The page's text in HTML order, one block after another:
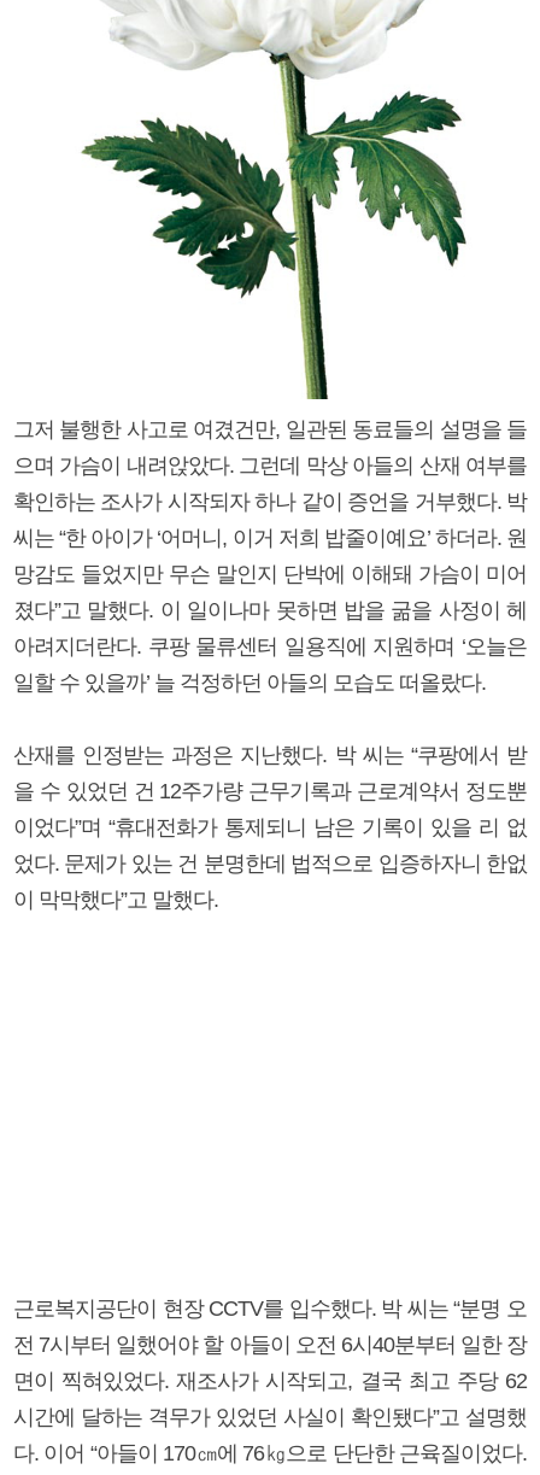
그저 불행한 사고로 여겼건만, 일관된 동료들의 설명을 들
으며 가슴이 내려앉았다. 그런데 막상 아들의 산재 여부를
확인하는 조사가 시작되자 하나 같이 증언을 거부했다. 박
씨는 “한 아이가 ‘어머니, 이거 저희 밥줄이예요’ 하더라. 원
망감도 들었지만 무슨 말인지 단박에 이해돼 가슴이 미어
졌다”고 말했다. 이 일이나마 못하면 밥을 굶을 사정이 헤
아려지더란다. 쿠팡 물류센터 일용직에 지원하며 ‘오늘은
일할 수 있을까’ 늘 걱정하던 아들의 모습도 떠올랐다.
산재를 인정받는 과정은 지난했다. 박 씨는 “쿠팡에서 받
을 수 있었던 건 12주가량 근무기록과 근로계약서 정도뿐
이었다”며 “휴대전화가 통제되니 남은 기록이 있을 리 없
었다. 문제가 있는 건 분명한데 법적으로 입증하자니 한없
이 막막했다”고 말했다.
근로복지공단이 현장 CCTV를 입수했다. 박 씨는 “분명 오
전 7시부터 일했어야 할 아들이 오전 6시40분부터 일한 장
면이 찍혀있었다. 재조사가 시작되고, 결국 최고 주당 62
시간에 달하는 격무가 있었던 사실이 확인됐다”고 설명했
다. 이어 “아들이 170㎝에 76㎏으로 단단한 근육질이었다.